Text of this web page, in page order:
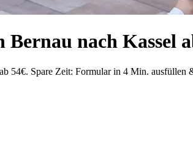
Bernau nach Kassel
54€. Spare Zeit: Formular in 4 Min. ausfüllen